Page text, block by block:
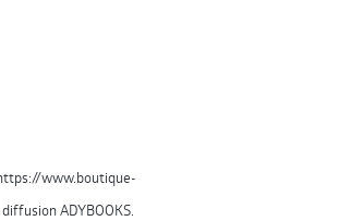
www.boutique-
ADYBOOKS.